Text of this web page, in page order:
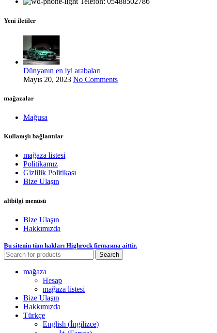
Yeni iletiler
Dünyanın en iyi arabaları
Mayıs 20, 2023 No Comments
mağazalar
Mağusa
Kullanışlı bağlantılar
mağaza listesi
Politikamız
Gizlilik Politikası
Bize Ulaşın
altbilgi menüsü
Bize Ulaşın
Hakkımızda
Bu sitenin tüm hakları Highrock firmasına aittir.
Search
mağaza
Hesap
mağaza listesi
Bize Ulaşın
Hakkımızda
Türkçe
English (İngilizce)